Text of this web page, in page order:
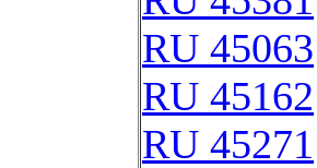
RU 45063
RU 45162
RU 45271